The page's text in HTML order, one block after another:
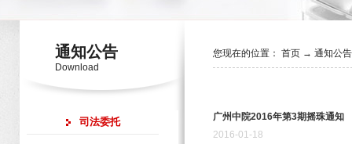
通知公告
Download
司法委托
您现在的位置： 首页 → 通知公告
广州中院2016年第3期摇珠通知
2016-01-18